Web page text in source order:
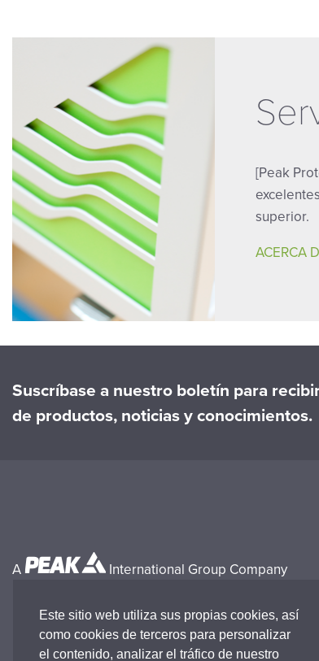
Este sitio web utiliza sus propias cookies, así
como cookies de terceros para personalizar
el contenido, analizar el tráfico de nuestro
[Peak
superior.
ACERCA
Suscríbase a nuestro boletín para
de productos, noticias y conocimientos.
A International Group Company